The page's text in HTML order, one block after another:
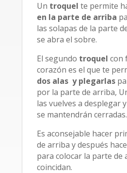
Un troquel te permite
en la parte de arriba
las solapas de la parte
se abra el sobre.
El segundo troquel con
corazón es el que te
dos alas y plegarlas
por la parte de arriba,
las vuelves a desplegar
se mantendrán cerradas.
Es aconsejable hacer
de arriba y después
para colocar la parte de
coincidan.